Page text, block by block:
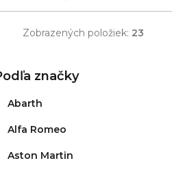
Zobrazených položiek: 23
značky
Abarth
Alfa Romeo
Aston Martin